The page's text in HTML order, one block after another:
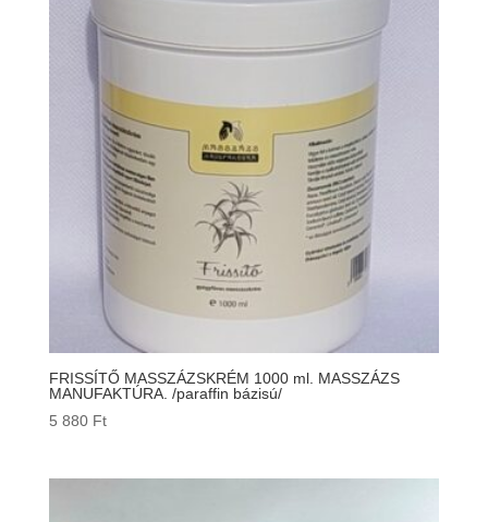
12
FRISSÍTŐ MASSZÁZSKRÉM 1000 ml. MASSZÁZS
MANUFAKTÚRA. /paraffin bázisú/
5 880 Ft